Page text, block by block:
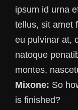
ipsum id urna
tellus, sit amet
eu pulvinar at,
natoque
montes,
Mixone: So
is finished?